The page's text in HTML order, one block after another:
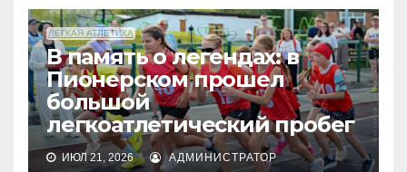
ЛЕГКАЯ АТЛЕТИКА
В память о легендах: в
Пионерском прошел
большой
легкоатлетический пробег
ИЮЛ 21, 2026 АДМИНИСТРАТОР